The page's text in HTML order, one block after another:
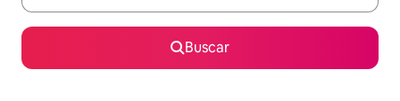
Buscar